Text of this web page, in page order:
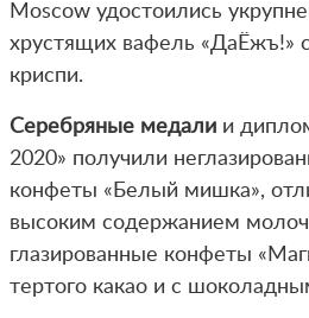
Moscow удостоились
хрустящих вафель «ДаЁжъ!»
криспи.
Серебряные медали и
2020» получили
конфеты «Белый мишка»,
высоким содержанием
глазированные конфеты
тертого какао и с